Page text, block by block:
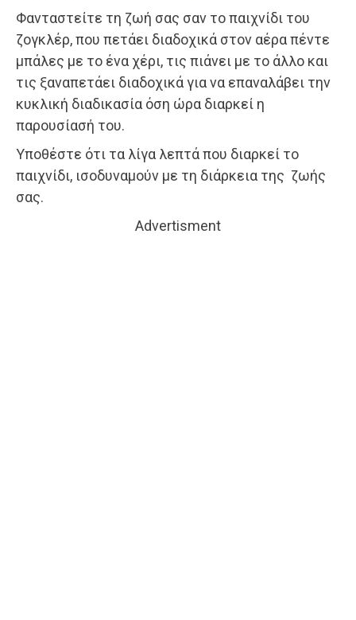
Φανταστείτε τη ζωή σας σαν το παιχνίδι του
ζογκλέρ, που πετάει διαδοχικά στον αέρα πέντε
μπάλες με το ένα χέρι, τις πιάνει με το άλλο και
τις ξαναπετάει διαδοχικά για να επαναλάβει την
κυκλική διαδικασία όση ώρα διαρκεί η
παρουσίασή του.
Υποθέστε ότι τα λίγα λεπτά που διαρκεί το
παιχνίδι, ισοδυναμούν με τη διάρκεια της ζωής
σας.
Advertisment